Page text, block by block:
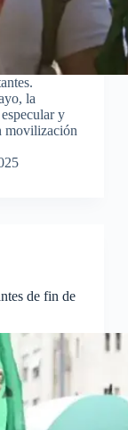
la
y
movilización
de fin de